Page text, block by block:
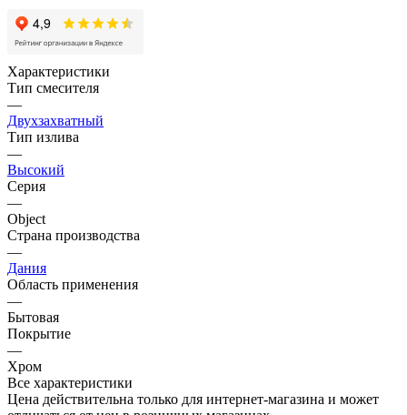
Характеристики
Тип смесителя
—
Двухзахватный
Тип излива
—
Высокий
Серия
—
Object
Страна производства
—
Дания
Область применения
—
Бытовая
Покрытие
—
Хром
Все характеристики
Цена действительна только для интернет-магазина и может